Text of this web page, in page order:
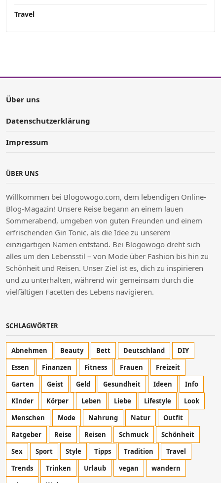
Travel
Über uns
Datenschutzerklärung
Impressum
ÜBER UNS
Willkommen bei Blogowogo.com, dem lebendigen Online-
Blog-Magazin! Unsere Reise begann an einem lauen
Sommerabend, umgeben von guten Freunden und einem
erfrischenden Gin Tonic, als die Idee zu unserem
einzigartigen Namen entstand. Bei Blogowogo dreht sich
alles um den Lebensstil – von Mode über Fashion bis hin zu
Schönheit und Reisen. Unser Ziel ist es, dich zu inspirieren
und zu unterhalten, während wir gemeinsam durch die
vielfältigen Facetten des Lebens navigieren.
SCHLAGWÖRTER
Abnehmen Beauty Bett Deutschland
DIY
Essen
Finanzen Fitness Frauen
Freizeit
Garten
Geist Geld Gesundheit Ideen
Info
KInder
Körper Leben Liebe Lifestyle
Look
Menschen
Mode Nahrung Natur
Outfit
Ratgeber
Reise Reisen Schmuck
Schönheit
Sex
Sport Style Tipps Tradition
Travel
Trends
Trinken Urlaub vegan
wandern